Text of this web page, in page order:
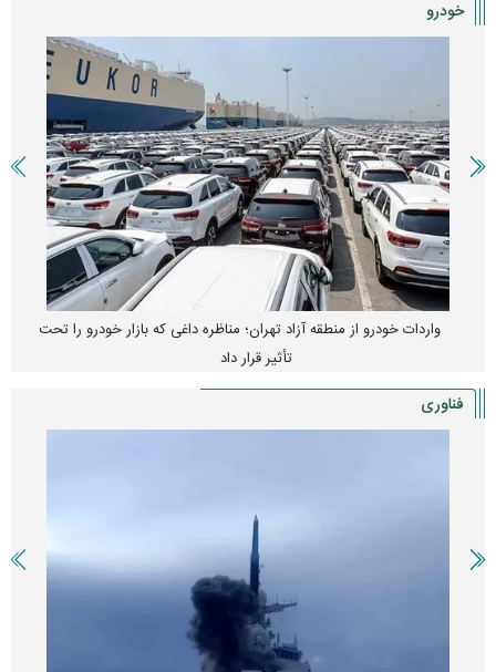
خودرو
واردات خودرو از منطقه آزاد تهران؛ مناظره داغی که بازار خودرو را تحت
تأثیر قرار داد
فناوری